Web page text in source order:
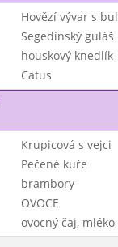
Hovězí vývar s
Segedínský guláš
houskový knedlík
Catus
Krupicová s vejci
Pečené kuře
brambory
OVOCE
ovocný čaj, mléko